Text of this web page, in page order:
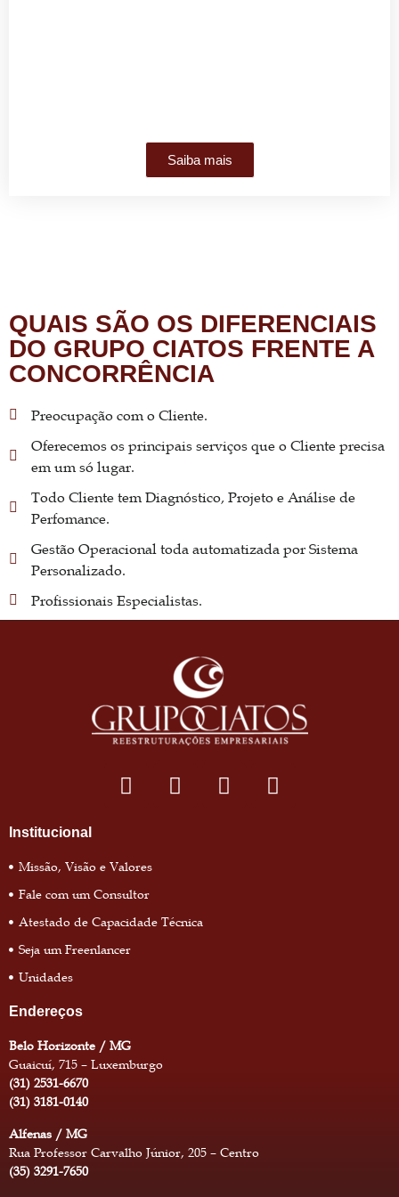
Saiba mais
QUAIS SÃO OS DIFERENCIAIS
DO GRUPO CIATOS FRENTE A
CONCORRÊNCIA
Preocupação com o Cliente.
Oferecemos os principais serviços que o Cliente precisa
em um só lugar.
Todo Cliente tem Diagnóstico, Projeto e Análise de
Perfomance.
Gestão Operacional toda automatizada por Sistema
Personalizado.
Profissionais Especialistas.
Institucional
Missão, Visão e Valores
Fale com um Consultor
Atestado de Capacidade Técnica
Seja um Freenlancer
Unidades
Endereços
Belo Horizonte / MG
Guaicuí, 715 – Luxemburgo
(31) 2531-6670
(31) 3181-0140
Alfenas / MG
Rua Professor Carvalho Júnior, 205 – Centro
(35) 3291-7650